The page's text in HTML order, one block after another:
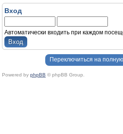
Вход
Автоматически входить при каждом
Переключиться на
Powered by phpBB © phpBB Group.